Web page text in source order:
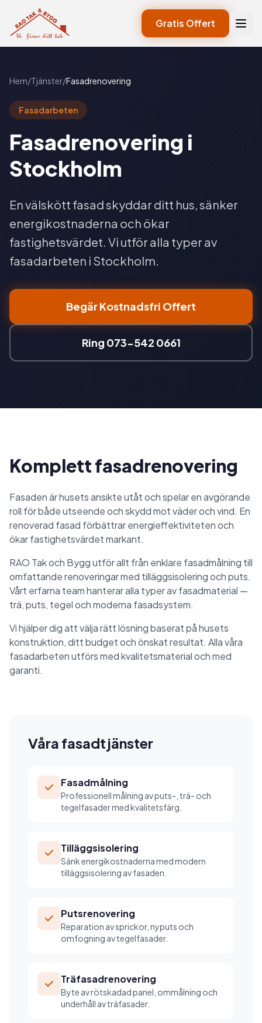
Gratis Offert
Hem/Tjänster/Fasadrenovering
Fasadarbeten
Fasadrenovering i
Stockholm
En välskött fasad skyddar ditt hus, sänker
energikostnaderna och ökar
fastighetsvärdet. Vi utför alla typer av
fasadarbeten i Stockholm.
Begär Kostnadsfri Offert
Ring 073-542 0661
Komplett fasadrenovering
Fasaden är husets ansikte utåt och spelar en avgörande
roll för både utseende och skydd mot väder och vind. En
renoverad fasad förbättrar energieffektiviteten och
ökar fastighetsvärdet markant.
RAO Tak och Bygg utför allt från enklare fasadmålning till
omfattande renoveringar med tilläggsisolering och puts.
Vårt erfarna team hanterar alla typer av fasadmaterial —
trä, puts, tegel och moderna fasadsystem.
Vi hjälper dig att välja rätt lösning baserat på husets
konstruktion, ditt budget och önskat resultat. Alla våra
fasadarbeten utförs med kvalitetsmaterial och med
garanti.
Våra fasadtjänster
Fasadmålning
Professionell målning av puts-, trä- och
tegelfasader med kvalitetsfärg.
Tilläggsisolering
Sänk energikostnaderna med modern
tilläggsisolering av fasaden.
Putsrenovering
Reparation av sprickor, nyputs och
omfogning av tegelfasader.
Träfasadrenovering
Byte av rötskadad panel, ommålning och
underhåll av träfasader.